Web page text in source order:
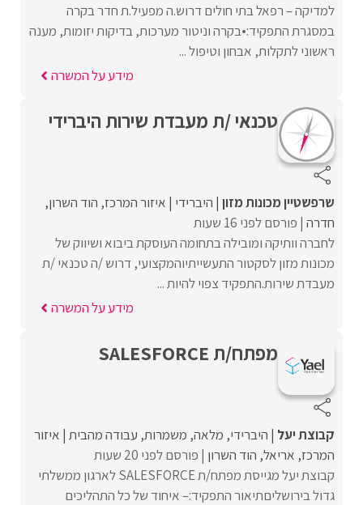
למדיקה – רפאל בתי חולים דרוש.ה מפעיל.ת חדר בקרה
במסגרת התפקיד:•בקרה וניטור מערכות, בדיקות יזומות, מענה
ראשוני לתקלות, אבחון וטיפול ...
מידע על המשרה
טכנאי /ת מעבדת שירות היברידי
שרפשטיין מכונות מזון היברידי איזור המרכז הוד השרון
חדרה פורסם לפני 16 שעות
לחברה וותיקה ומובילה בתחומה העוסקת ביבוא ושיווק של
מכונות מזון לסקטור התעשייתיוהמקצועי, דרוש /ה טכנאי /ת
מעבדת שירות.התפקיד צפוי להיות ...
מידע על המשרה
מפתח/ת SALESFORCE
קבוצת יעל היברידי מלאה משמרות עבודה מהבית איזור
המרכז אריאל הוד השרון פורסם לפני 20 שעות
קבוצת יעל מגייסת מפתח/ת SALESFORCE לארגון ממשלתי
גדול בירושליםתיאור התפקיד:– איחוד של כל התהליכים